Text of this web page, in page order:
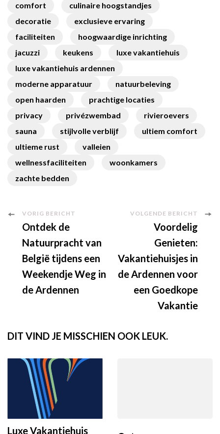
comfort
culinaire hoogstandjes
decoratie
exclusieve ervaring
faciliteiten
hoogwaardige inrichting
jacuzzi
keukens
luxe vakantiehuis
luxe vakantiehuis ardennen
moderne apparatuur
natuurbeleving
open haarden
prachtige locaties
privacy
privézwembad
rivieroevers
sauna
stijlvolle verblijf
ultiem comfort
ultieme rust
valleien
wellnessfaciliteiten
woonkamers
zachte bedden
Berichtnavigatie
VORIG BERICHT
Ontdek de
Natuurpracht van
België tijdens een
Weekendje Weg in
de Ardennen
VOLGENDE BERICHT
Voordelig
Genieten:
Vakantiehuisjes in
de Ardennen voor
een Goedkope
Vakantie
DIT VIND JE MISSCHIEN OOK LEUK.
Luxe Vakantiehuis